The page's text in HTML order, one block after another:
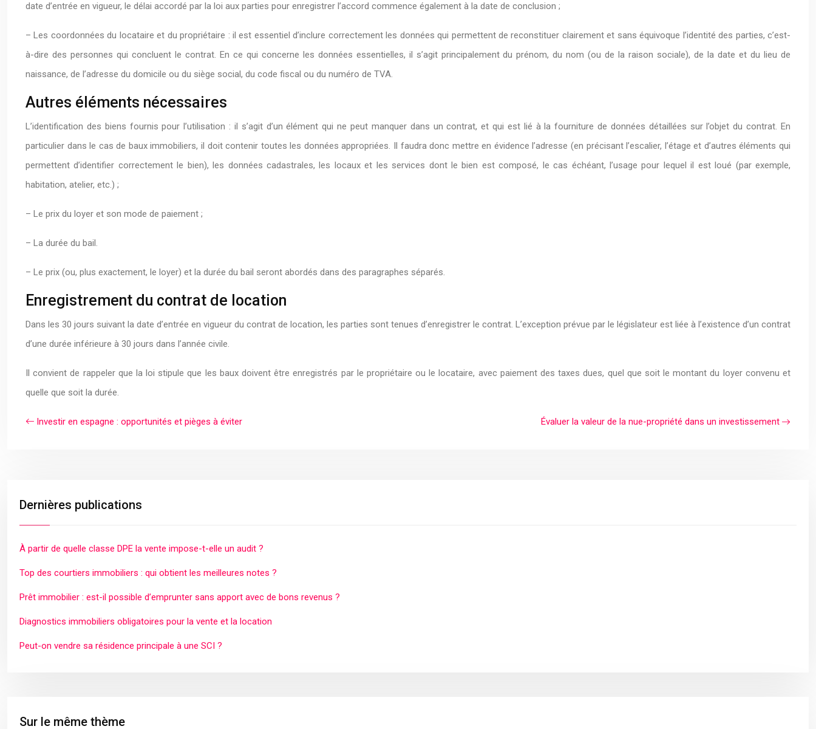
date d’entrée en vigueur, le délai accordé par la loi aux parties pour enregistrer l’accord commence également à la date de conclusion ;
– Les coordonnées du locataire et du propriétaire : il est essentiel d’inclure correctement les données qui permettent de reconstituer clairement et sans équivoque l’identité des parties, c’est-
à-dire des personnes qui concluent le contrat. En ce qui concerne les données essentielles, il s’agit principalement du prénom, du nom (ou de la raison sociale), de la date et du lieu de
naissance, de l’adresse du domicile ou du siège social, du code fiscal ou du numéro de TVA.
Autres éléments nécessaires
L’identification des biens fournis pour l’utilisation : il s’agit d’un élément qui ne peut manquer dans un contrat, et qui est lié à la fourniture de données détaillées sur l’objet du contrat. En
particulier dans le cas de baux immobiliers, il doit contenir toutes les données appropriées. Il faudra donc mettre en évidence l’adresse (en précisant l’escalier, l’étage et d’autres éléments qui
permettent d’identifier correctement le bien), les données cadastrales, les locaux et les services dont le bien est composé, le cas échéant, l’usage pour lequel il est loué (par exemple,
habitation, atelier, etc.) ;
– Le prix du loyer et son mode de paiement ;
– La durée du bail.
– Le prix (ou, plus exactement, le loyer) et la durée du bail seront abordés dans des paragraphes séparés.
Enregistrement du contrat de location
Dans les 30 jours suivant la date d’entrée en vigueur du contrat de location, les parties sont tenues d’enregistrer le contrat. L’exception prévue par le législateur est liée à l’existence d’un contrat
d’une durée inférieure à 30 jours dans l’année civile.
Il convient de rappeler que la loi stipule que les baux doivent être enregistrés par le propriétaire ou le locataire, avec paiement des taxes dues, quel que soit le montant du loyer convenu et
quelle que soit la durée.
Investir en espagne : opportunités et pièges à éviter Évaluer la valeur de la nue-propriété dans un investissement
Dernières publications
À partir de quelle classe DPE la vente impose-t-elle un audit ?
Top des courtiers immobiliers : qui obtient les meilleures notes ?
Prêt immobilier : est-il possible d’emprunter sans apport avec de bons revenus ?
Diagnostics immobiliers obligatoires pour la vente et la location
Peut-on vendre sa résidence principale à une SCI ?
Sur le même thème